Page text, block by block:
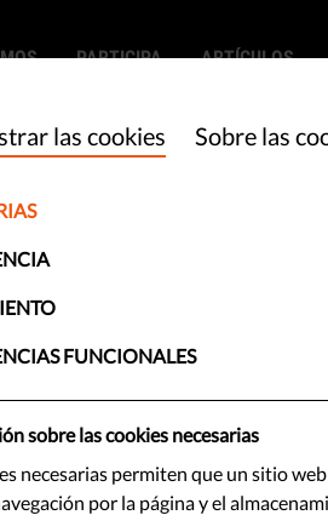
PARTICIPA ARTÍCULOS
el
paso
las cookies Sobre las
FUNCIONALES
sobre las cookies necesarias
necesarias permiten que un sitio
por la página y el